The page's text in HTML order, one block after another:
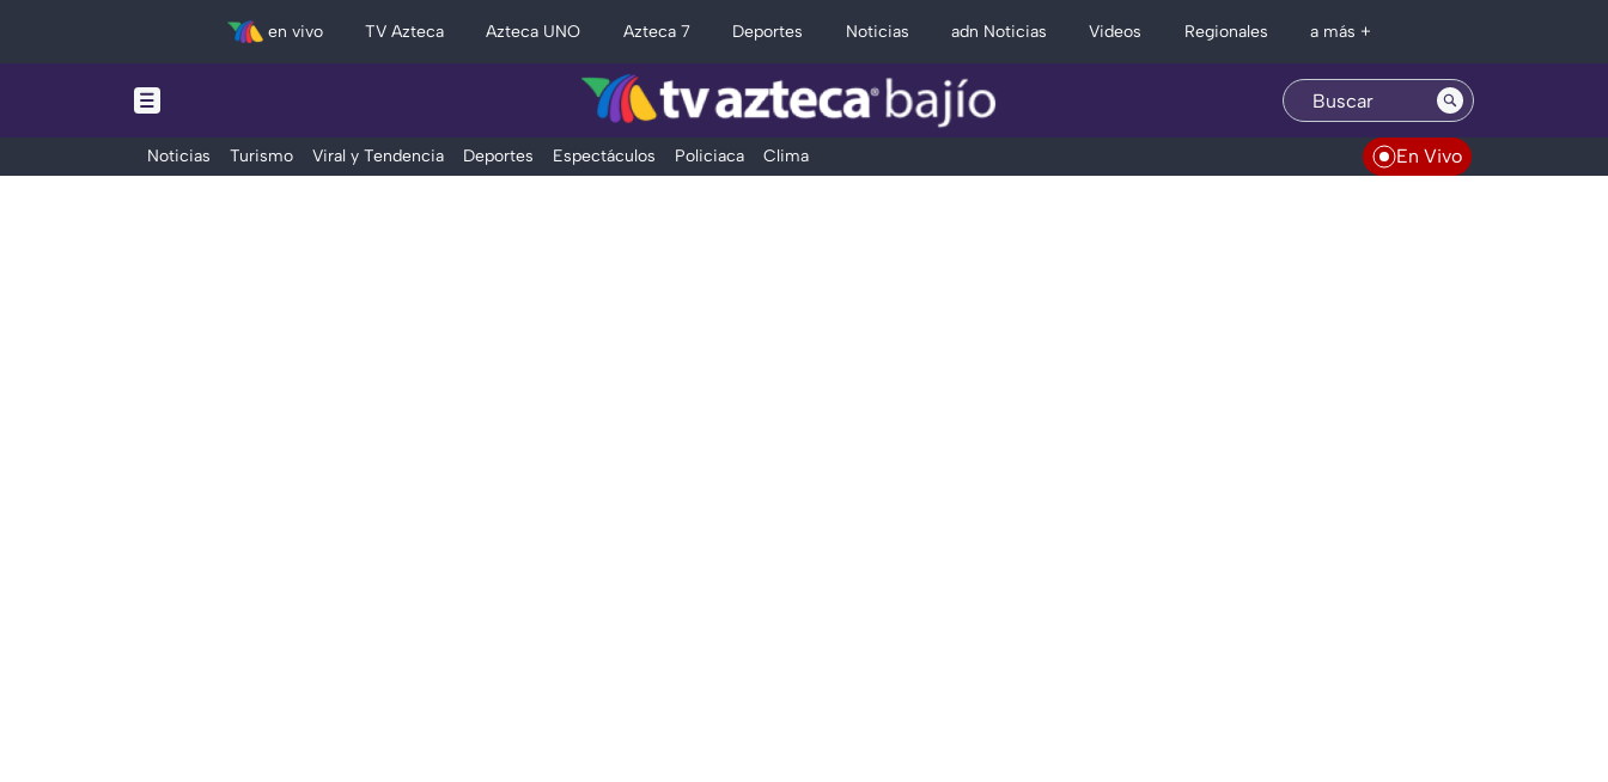
en vivo TV Azteca Azteca UNO Azteca 7 Deportes Noticias adn Noticias Videos Regionales a más +
Noticias Turismo Viral y Tendencia Deportes Espectáculos Policiaca Clima En Vivo